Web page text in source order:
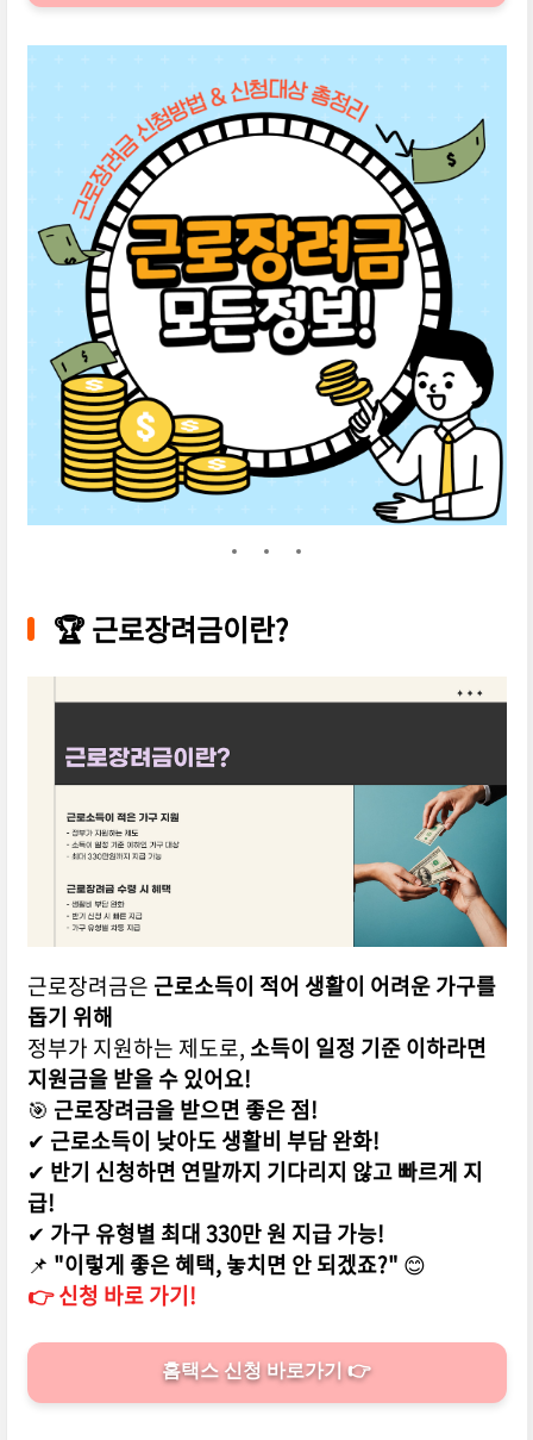
🏆근로장려금이란?
근로장려금은 근로소득이 적어 생활이 어려운 가구를
돕기 위해
정부가 지원하는 제도로, 소득이 일정 기준 이하라면
지원금을 받을 수 있어요!
🎯 근로장려금을 받으면 좋은 점!
✔ 근로소득이 낮아도 생활비 부담 완화!
✔ 반기 신청하면 연말까지 기다리지 않고 빠르게 지
급!
✔ 가구 유형별 최대 330만 원 지급 가능!
📌 "이렇게 좋은 혜택, 놓치면 안 되겠죠?" 😊
👉 신청 바로 가기!
홈택스 신청 바로가기 👉